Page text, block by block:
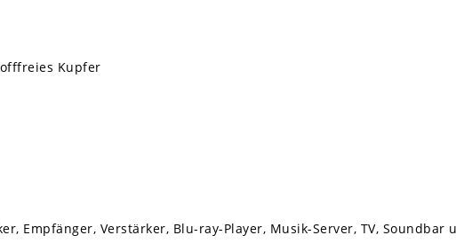
Kupfer
Empfänger, Verstärker, Blu-ray-Player, Musik-Server, TV, Soundbar